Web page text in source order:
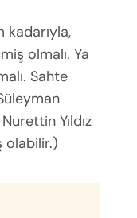
kadarıyla,
olmalı. Ya
Sahte
Yıldız
olabilir.)